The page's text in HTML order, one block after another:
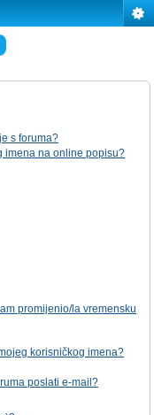
s foruma?
imena na online popisu?
promijenio/la vremensku
korisničkog imena?
poslati e-mail?